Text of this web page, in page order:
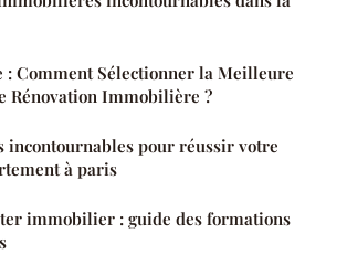
: Comment Sélectionner la Meilleure
Rénovation Immobilière ?
incontournables pour réussir votre
à paris
immobilier : guide des formations